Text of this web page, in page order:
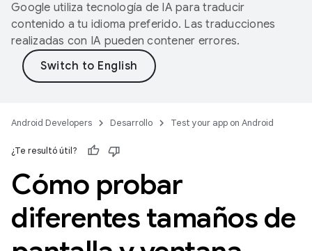
Google utiliza tecnología de IA para traducir
contenido a tu idioma preferido. Las traducciones
realizadas con IA pueden contener errores.
Android Developers Desarrollo Test your app on Android
¿Te resultó útil?
Cómo probar
diferentes tamaños de